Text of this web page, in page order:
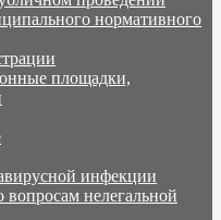
нормативного
площадки,
инфекции
нелегальной